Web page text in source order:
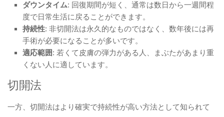
ダウンタイム: 回復期間が短く、通常は数日から一週間程
度で日常生活に戻ることができます。
持続性: 非切開法は永久的なものではなく、数年後には再
手術が必要になることが多いです。
適応範囲: 若くて皮膚の弾力がある人、まぶたがあまり重
くない人に適しています。
切開法
一方、切開法はより確実で持続性が高い方法として知られて